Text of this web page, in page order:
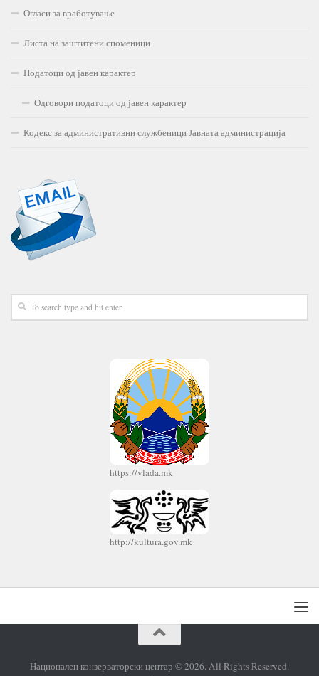
Огласи за вработување
Листа на заштитени споменици
Податоци од јавен карактер
Одговори податоци од јавен карактер
Кодекс за административни службеници Јавната администрација
https://vlada.mk
http://kultura.gov.mk
Национален конзерваторски центар © 2026. All Rights Reserved.